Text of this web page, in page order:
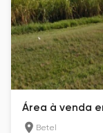
Área à venda
Betel